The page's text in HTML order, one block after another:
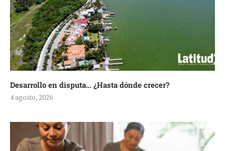
Desarrollo en disputa… ¿Hasta dónde crecer?
4 agosto, 2026